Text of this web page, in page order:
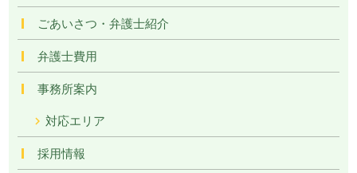
ごあいさつ・弁護士紹介
弁護士費用
事務所案内
対応エリア
採用情報